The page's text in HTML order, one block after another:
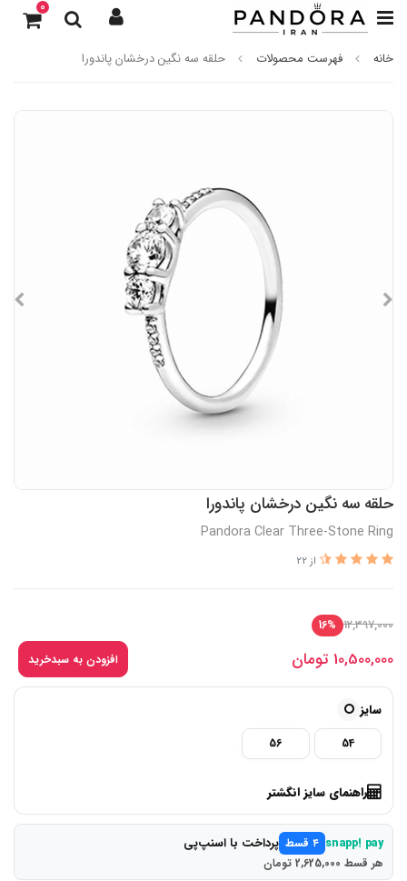
0
خانه فهرست محصولات حلقه سه نگین درخشان پاندورا
حلقه سه نگین درخشان پاندورا
Pandora Clear Three-Stone Ring
از 22
12,397,000
16%
10,500,000 تومان افزودن به سبدخرید
سایز
54
56
راهنمای سایز انگشتر
snapp! pay ۴ قسط پرداخت با اسنپ‌پی
هر قسط 2,625,000 تومان